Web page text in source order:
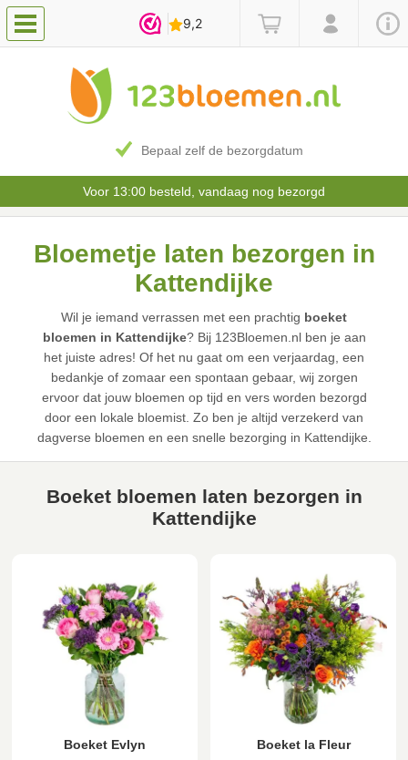
Bepaal zelf de bezorgdatum
Voor 13:00 besteld, vandaag nog bezorgd
Bloemetje laten bezorgen in
Kattendijke
Wil je iemand verrassen met een prachtig boeket
bloemen in Kattendijke? Bij 123Bloemen.nl ben je aan
het juiste adres! Of het nu gaat om een verjaardag, een
bedankje of zomaar een spontaan gebaar, wij zorgen
ervoor dat jouw bloemen op tijd en vers worden bezorgd
door een lokale bloemist. Zo ben je altijd verzekerd van
dagverse bloemen en een snelle bezorging in Kattendijke.
Boeket bloemen laten bezorgen in
Kattendijke
Boeket Evlyn Boeket la Fleur